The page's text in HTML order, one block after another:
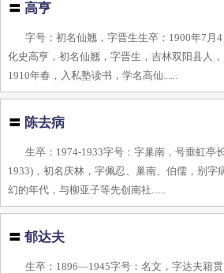
〓高亨
字号：初名仙翘，字晋生生卒：1900年7月
化史高亨，初名仙翘，字晋生，吉林双阳县人
1910年春，入私塾读书，学名高仙......
〓 陈去病
生卒：1974-1933字号：字巢南，号垂虹
1933)，初名庆林，字佩忍、巢南、伯儒，别
幻的年代，与柳亚子等先创南社......
〓郁达夫
生卒：1896—1945字号：名文，字达夫籍